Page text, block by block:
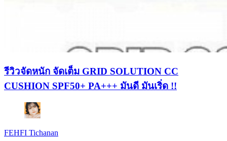
รีวิวจัดหนัก จัดเต็ม GRID SOLUTION CC
CUSHION SPF50+ PA+++ มันดี มันเริ่ด !!
FEHFI Tichanan